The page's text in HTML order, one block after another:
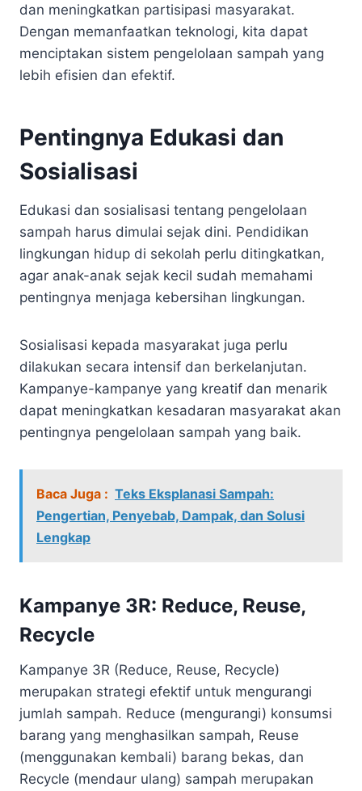
dan meningkatkan partisipasi masyarakat.
Dengan memanfaatkan teknologi, kita dapat
menciptakan sistem pengelolaan sampah yang
lebih efisien dan efektif.
Pentingnya Edukasi dan
Sosialisasi
Edukasi dan sosialisasi tentang pengelolaan
sampah harus dimulai sejak dini. Pendidikan
lingkungan hidup di sekolah perlu ditingkatkan,
agar anak-anak sejak kecil sudah memahami
pentingnya menjaga kebersihan lingkungan.
Sosialisasi kepada masyarakat juga perlu
dilakukan secara intensif dan berkelanjutan.
Kampanye-kampanye yang kreatif dan menarik
dapat meningkatkan kesadaran masyarakat akan
pentingnya pengelolaan sampah yang baik.
Baca Juga : Teks Eksplanasi Sampah:
Pengertian, Penyebab, Dampak, dan Solusi
Lengkap
Kampanye 3R: Reduce, Reuse,
Recycle
Kampanye 3R (Reduce, Reuse, Recycle)
merupakan strategi efektif untuk mengurangi
jumlah sampah. Reduce (mengurangi) konsumsi
barang yang menghasilkan sampah, Reuse
(menggunakan kembali) barang bekas, dan
Recycle (mendaur ulang) sampah merupakan